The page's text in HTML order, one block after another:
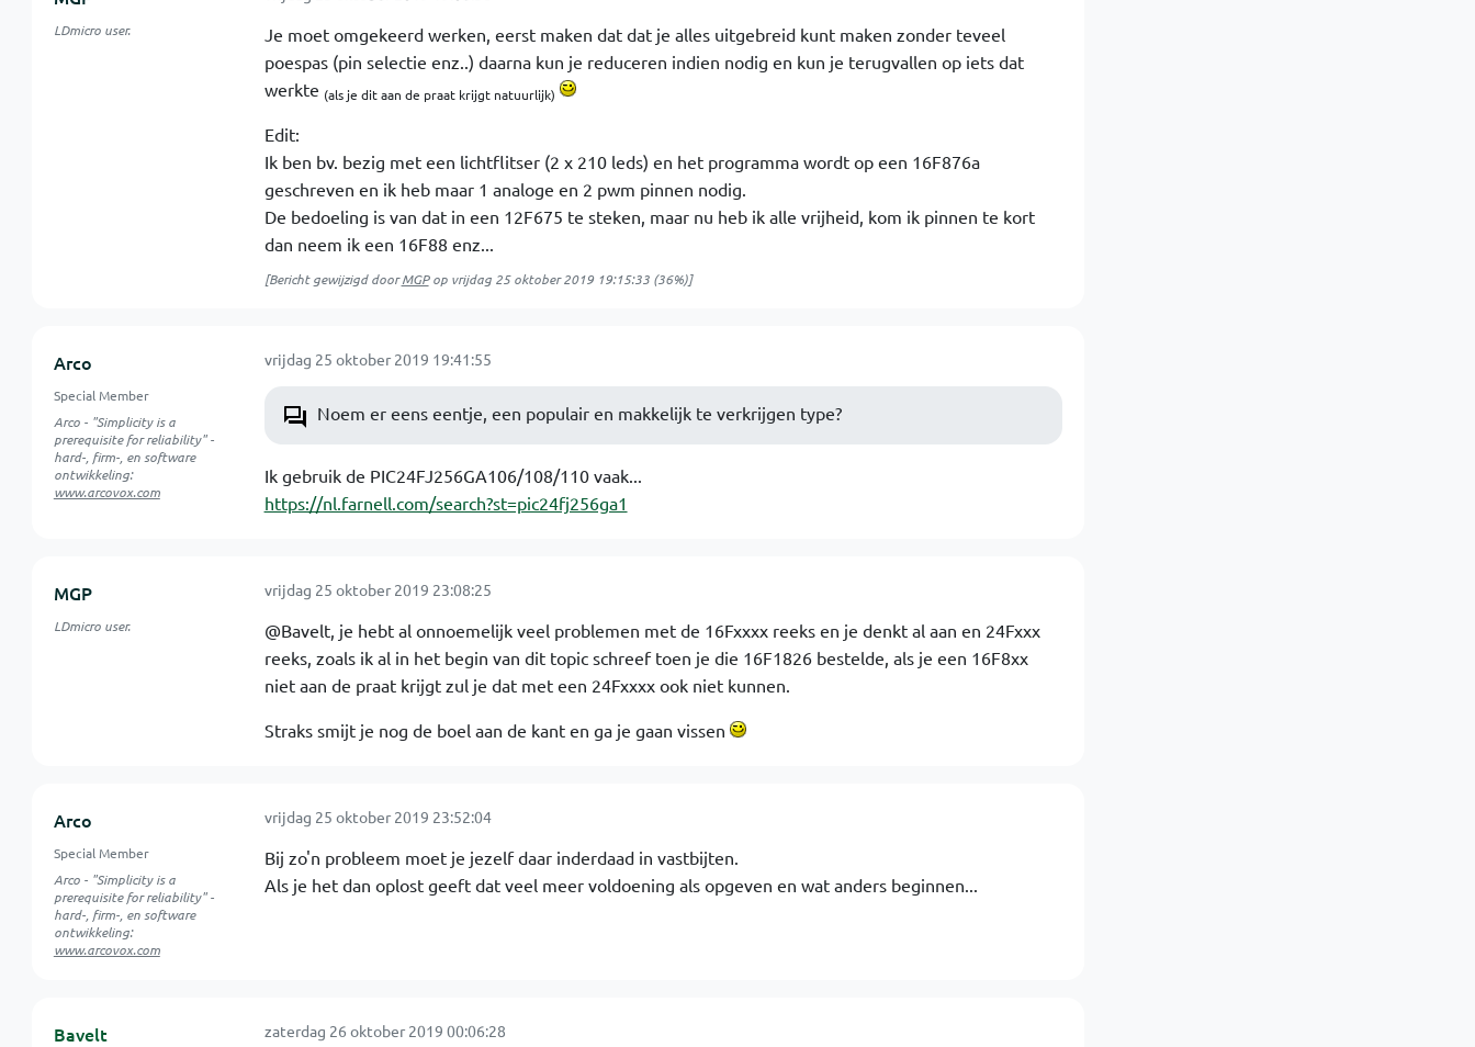
LDmicro user.
Je moet omgekeerd werken, eerst maken dat dat je alles uitgebreid kunt maken zonder teveel
poespas (pin selectie enz..) daarna kun je reduceren indien nodig en kun je terugvallen op iets dat
werkte (als je dit aan de praat krijgt natuurlijk)
Edit:
Ik ben bv. bezig met een lichtflitser (2 x 210 leds) en het programma wordt op een 16F876a
geschreven en ik heb maar 1 analoge en 2 pwm pinnen nodig.
De bedoeling is van dat in een 12F675 te steken, maar nu heb ik alle vrijheid, kom ik pinnen te kort
dan neem ik een 16F88 enz...
[Bericht gewijzigd doorMGPop vrijdag 25 oktober 2019 19:15:33(36%)]
Arco
Special Member
Arco - "Simplicity is a
prerequisite for reliability" -
hard-, firm-, en software
ontwikkeling:
www.arcovox.com
vrijdag 25 oktober 2019 19:41:55
Noem er eens eentje, een populair en makkelijk te verkrijgen type?
Ik gebruik de PIC24FJ256GA106/108/110 vaak...
https://nl.farnell.com/search?st=pic24fj256ga1
MGP
LDmicro user.
vrijdag 25 oktober 2019 23:08:25
@Bavelt, je hebt al onnoemelijk veel problemen met de 16Fxxxx reeks en je denkt al aan en 24Fxxx
reeks, zoals ik al in het begin van dit topic schreef toen je die 16F1826 bestelde, als je een 16F8xx
niet aan de praat krijgt zul je dat met een 24Fxxxx ook niet kunnen.
Straks smijt je nog de boel aan de kant en ga je gaan vissen
Arco
Special Member
Arco - "Simplicity is a
prerequisite for reliability" -
hard-, firm-, en software
ontwikkeling:
www.arcovox.com
vrijdag 25 oktober 2019 23:52:04
Bij zo'n probleem moet je jezelf daar inderdaad in vastbijten.
Als je het dan oplost geeft dat veel meer voldoening als opgeven en wat anders beginnen...
Bavelt zaterdag 26 oktober 2019 00:06:28